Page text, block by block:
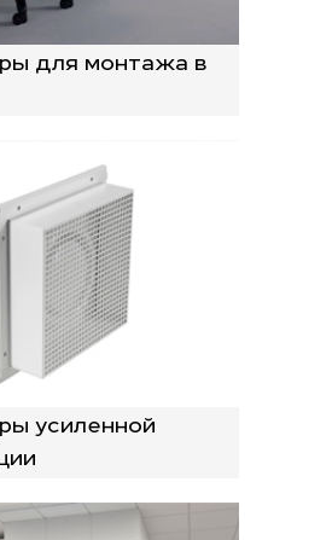
для монтажа в
усиленной